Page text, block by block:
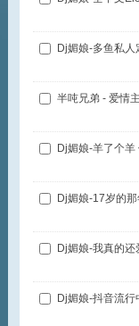
Dj媚娘-多鱼私
半吨兄弟 - 爱情
Dj媚娘-羊了个
Dj媚娘-17岁的
Dj媚娘-我真的
Dj媚娘-抖音流